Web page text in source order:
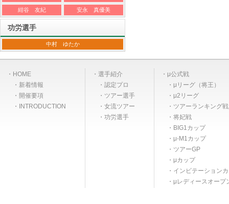
紺谷 友紀 安永 真優美
功労選手
中村 ゆたか
HOME
新着情報
開催要項
INTRODUCTION
選手紹介
認定プロ
ツアー選手
女流ツアー
功労選手
μ公式戦
μリーグ（将王）
μ2リーグ
ツアーランキング
将妃戦
BIG1カップ
μ-M1カップ
ツアーGP
μカップ
インビテーション
μレディースオープ